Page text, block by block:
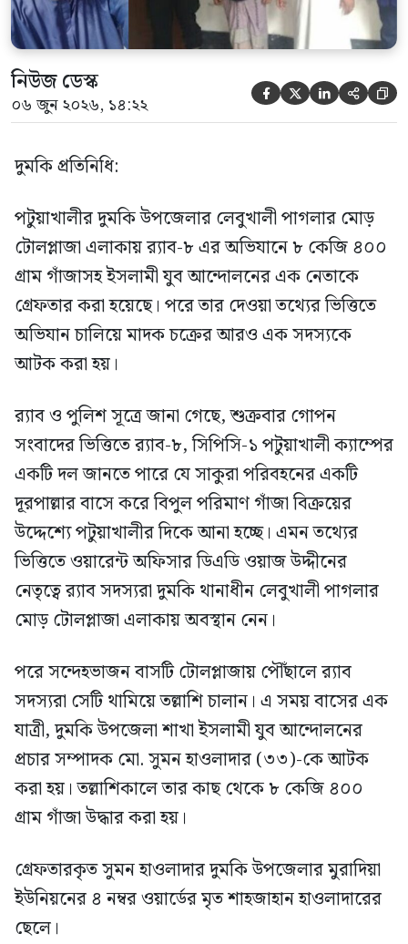
নিউজ ডেস্ক
০৬ জুন ২০২৬, ১৪:২২     
দুমকি প্রতিনিধি:
পটুয়াখালীর দুমকি উপজেলার লেবুখালী পাগলার মোড়
টোলপ্লাজা এলাকায় র‍্যাব-৮ এর অভিযানে ৮ কেজি ৪০০
গ্রাম গাঁজাসহ ইসলামী যুব আন্দোলনের এক নেতাকে
গ্রেফতার করা হয়েছে। পরে তার দেওয়া তথ্যের ভিত্তিতে
অভিযান চালিয়ে মাদক চক্রের আরও এক সদস্যকে
আটক করা হয়।
র‍্যাব ও পুলিশ সূত্রে জানা গেছে, শুক্রবার গোপন
সংবাদের ভিত্তিতে র‍্যাব-৮, সিপিসি-১ পটুয়াখালী ক্যাম্পের
একটি দল জানতে পারে যে সাকুরা পরিবহনের একটি
দূরপাল্লার বাসে করে বিপুল পরিমাণ গাঁজা বিক্রয়ের
উদ্দেশ্যে পটুয়াখালীর দিকে আনা হচ্ছে। এমন তথ্যের
ভিত্তিতে ওয়ারেন্ট অফিসার ডিএডি ওয়াজ উদ্দীনের
নেতৃত্বে র‍্যাব সদস্যরা দুমকি থানাধীন লেবুখালী পাগলার
মোড় টোলপ্লাজা এলাকায় অবস্থান নেন।
পরে সন্দেহভাজন বাসটি টোলপ্লাজায় পৌঁছালে র‍্যাব
সদস্যরা সেটি থামিয়ে তল্লাশি চালান। এ সময় বাসের এক
যাত্রী, দুমকি উপজেলা শাখা ইসলামী যুব আন্দোলনের
প্রচার সম্পাদক মো. সুমন হাওলাদার (৩৩)-কে আটক
করা হয়। তল্লাশিকালে তার কাছ থেকে ৮ কেজি ৪০০
গ্রাম গাঁজা উদ্ধার করা হয়।
গ্রেফতারকৃত সুমন হাওলাদার দুমকি উপজেলার মুরাদিয়া
ইউনিয়নের ৪ নম্বর ওয়ার্ডের মৃত শাহজাহান হাওলাদারের
ছেলে।